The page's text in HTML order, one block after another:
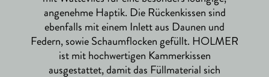
angenehme Haptik. Die Rückenkissen sind
ebenfalls mit einem Inlett aus Daunen und
Federn, sowie Schaumflocken gefüllt. HOLMER
ist mit hochwertigen Kammerkissen
ausgestattet, damit das Füllmaterial sich